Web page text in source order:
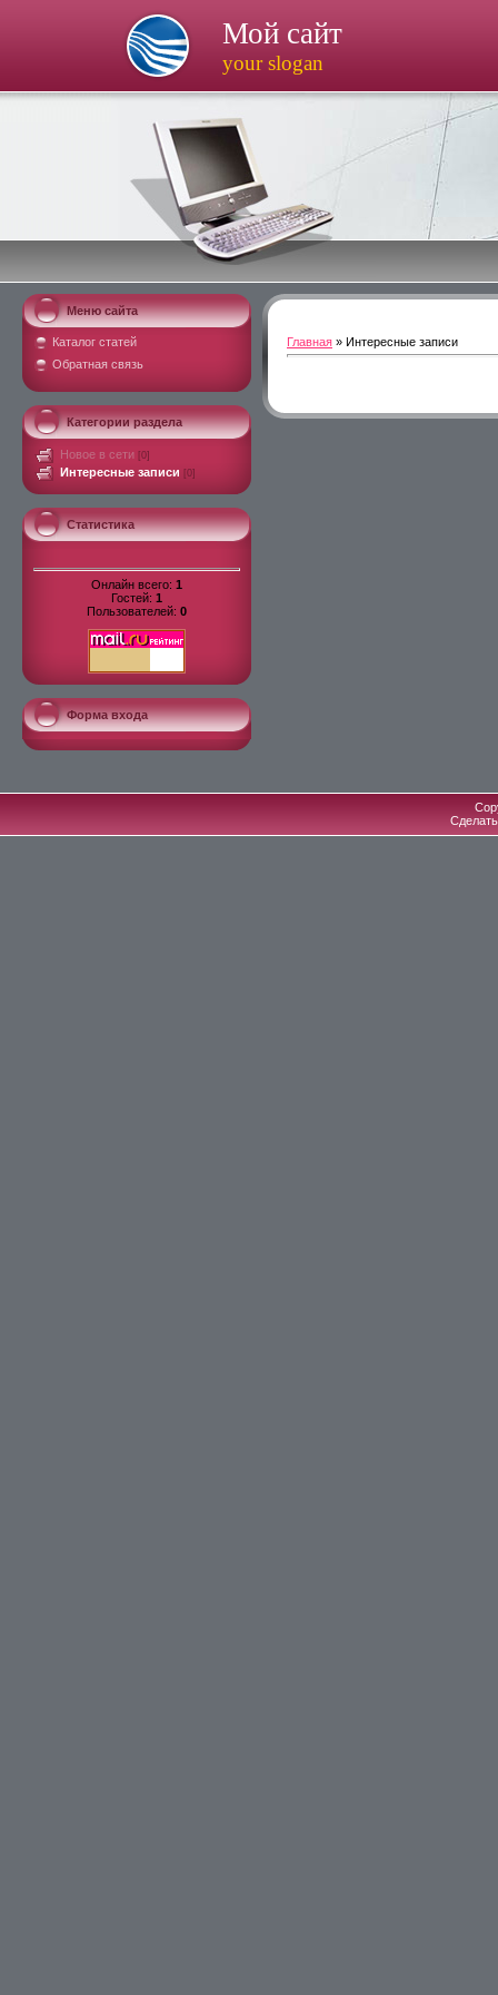
Мой сайт
your slogan
Меню сайта
Каталог статей
Обратная связь
Категории раздела
Новое в сети [0]
Интересные записи [0]
Статистика
Онлайн всего: 1
Гостей: 1
Пользователей: 0
Форма входа
Главная » Интересные записи